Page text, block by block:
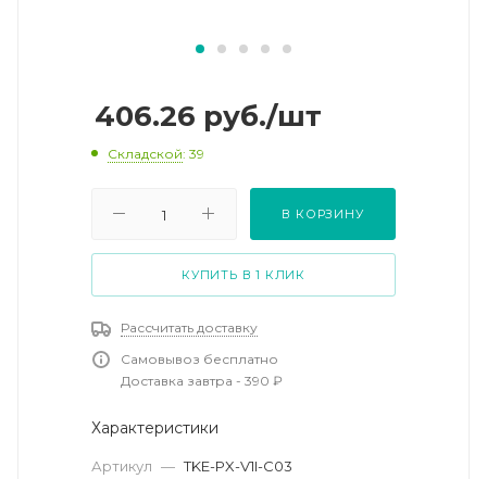
406.26 руб./шт
Складской: 39
В КОРЗИНУ
КУПИТЬ В 1 КЛИК
Рассчитать доставку
Самовывоз бесплатно
Доставка завтра - 390 ₽
Характеристики
Артикул — TKE-PX-V1I-C03